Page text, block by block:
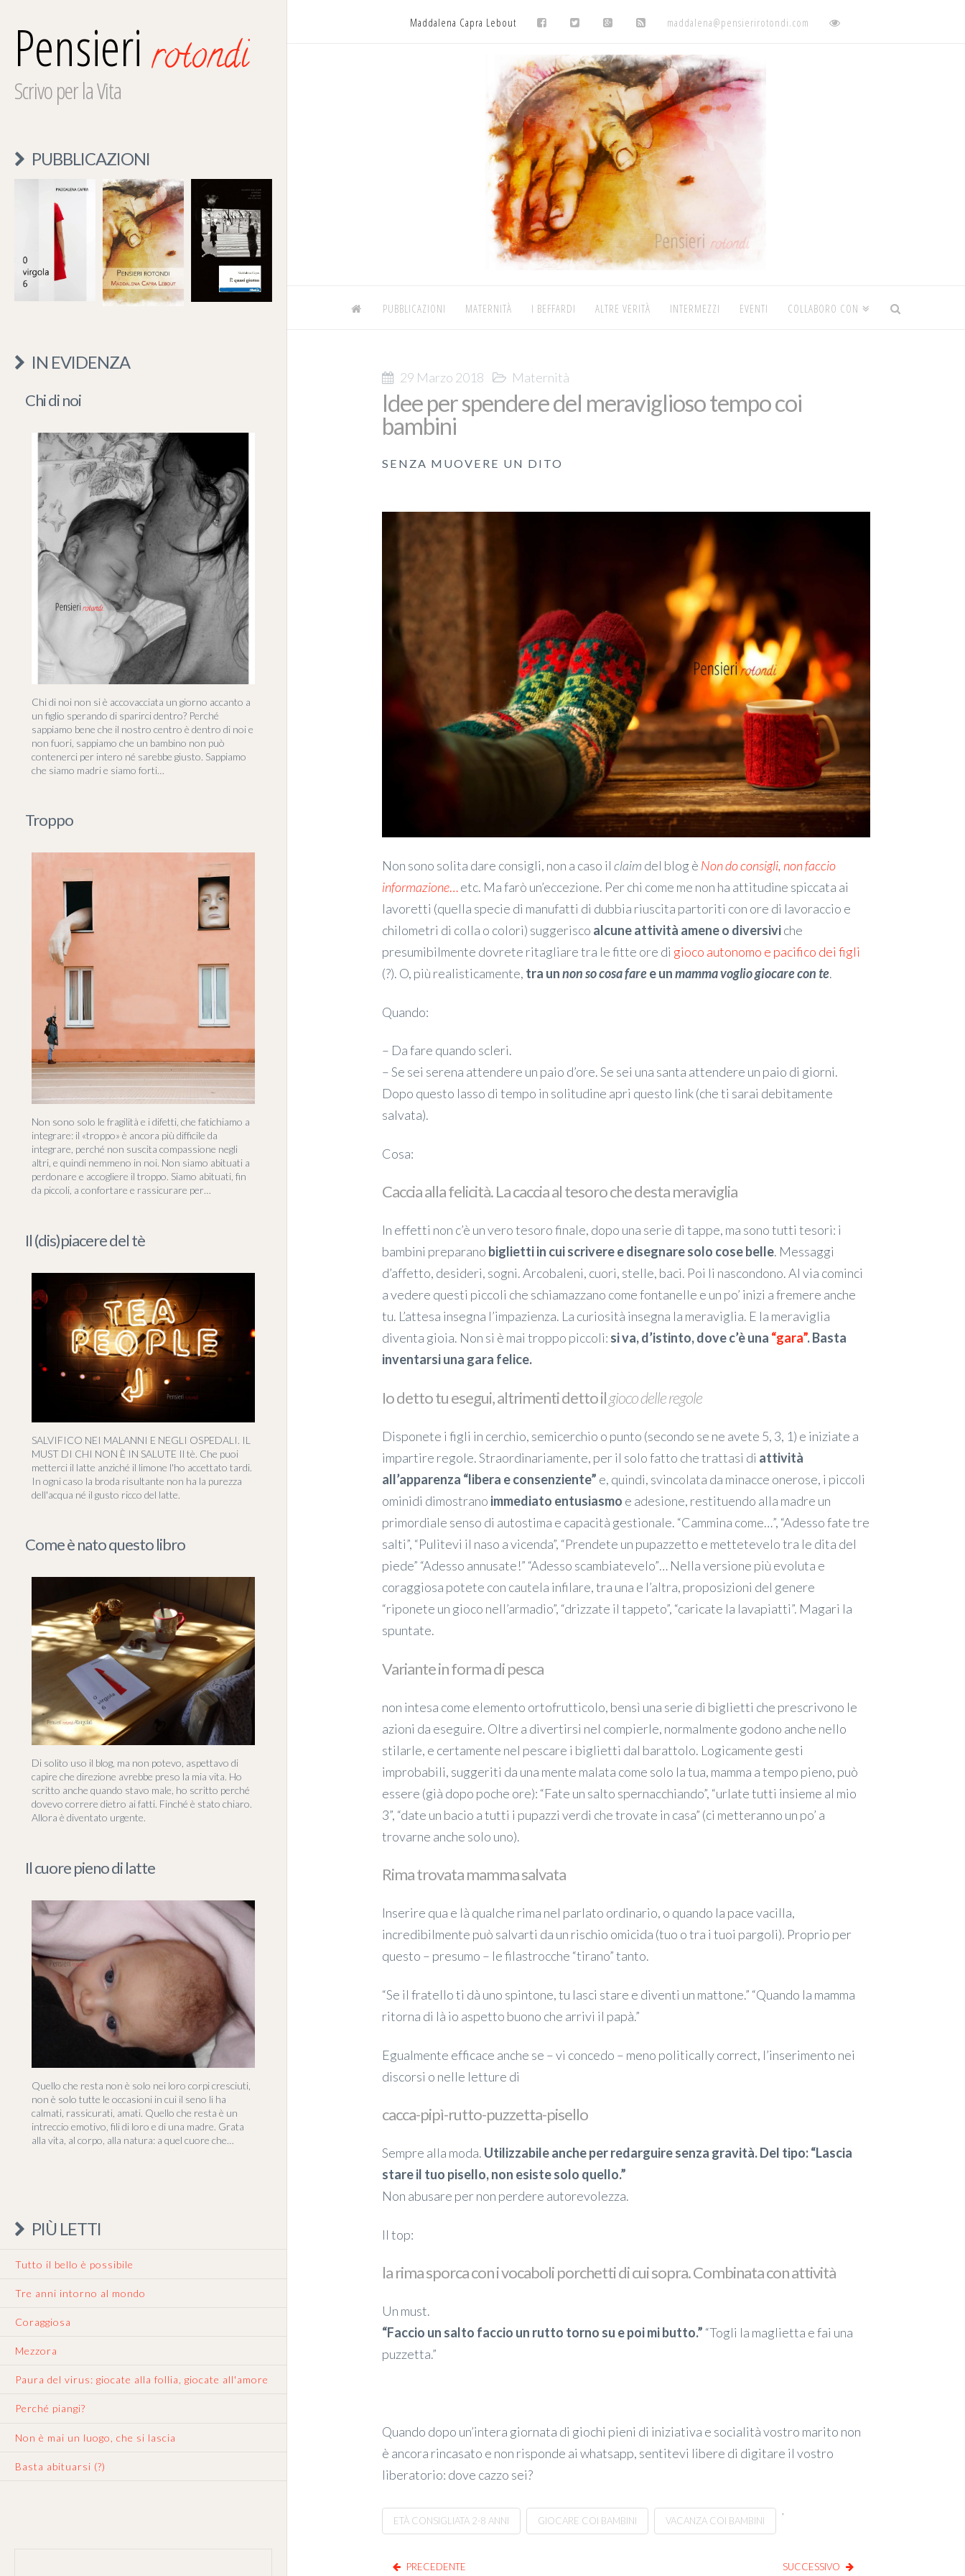
Maddalena Capra Lebout maddalena@pensierirotondi.com
PUBBLICAZIONI MATERNITÀ I BEFFARDI ALTRE VERITÀ INTERMEZZI EVENTI COLLABORO CON
29 Marzo 2018 Maternità
Idee per spendere del meraviglioso tempo coi
bambini
SENZA MUOVERE UN DITO
Non sono solita dare consigli, non a caso ilclaim del blog è Non do consigli, non faccio
informazione…etc. Ma farò un’eccezione. Per chi come me non ha attitudine spiccata ai
lavoretti (quella specie di manufatti di dubbia riuscita partoriti con ore di lavoraccio e
chilometri di colla o colori) suggerisco alcune attività amene o diversiviche
presumibilmente dovrete ritagliare tra le fitte ore di gioco autonomo e pacifico dei figli
(?). O, più realisticamente, tra unnon so cosa faree unmamma voglio giocare con te.
Quando:
– Da fare quando scleri.
– Se sei serena attendere un paio d’ore. Se sei una santa attendere un paio di giorni.
Dopo questo lasso di tempo in solitudine apri questo link (che ti sarai debitamente
salvata).
Cosa:
Caccia alla felicità. La caccia al tesoro che desta meraviglia
In effetti non c’è un vero tesoro finale, dopo una serie di tappe, ma sono tutti tesori: i
bambini preparano biglietti in cui scrivere e disegnare solo cose belle. Messaggi
d’affetto, desideri, sogni. Arcobaleni, cuori, stelle, baci. Poi li nascondono. Al via cominci
a vedere questi piccoli che schiamazzano come fontanelle e un po’ inizi a fremere anche
tu. L’attesa insegna l’impazienza. La curiosità insegna la meraviglia. E la meraviglia
diventa gioia. Non si è mai troppo piccoli: si va, d’istinto, dove c’è una “gara”. Basta
inventarsi una gara felice.
Io detto tu esegui, altrimenti detto ilgioco delle regole
Disponete i figli in cerchio, semicerchio o punto (secondo se ne avete 5, 3, 1) e iniziate a
impartire regole. Straordinariamente, per il solo fatto che trattasi di attività
all’apparenza “libera e consenziente” e, quindi, svincolata da minacce onerose, i piccoli
ominidi dimostrano immediato entusiasmo e adesione, restituendo alla madre un
primordiale senso di autostima e capacità gestionale. “Cammina come…”, “Adesso fate tre
salti”, “Pulitevi il naso a vicenda”, “Prendete un pupazzetto e mettetevelo tra le dita del
piede” “Adesso annusate!” “Adesso scambiatevelo”… Nella versione più evoluta e
coraggiosa potete con cautela infilare, tra una e l’altra, proposizioni del genere
“riponete un gioco nell’armadio”, “drizzate il tappeto”, “caricate la lavapiatti”. Magari la
spuntate.
Variante in forma di pesca
non intesa come elemento ortofrutticolo, bensì una serie di biglietti che prescrivono le
azioni da eseguire. Oltre a divertirsi nel compierle, normalmente godono anche nello
stilarle, e certamente nel pescare i biglietti dal barattolo. Logicamente gesti
improbabili, suggeriti da una mente malata come solo la tua, mamma a tempo pieno, può
essere (già dopo poche ore): “Fate un salto spernacchiando”, “urlate tutti insieme al mio
3”, “date un bacio a tutti i pupazzi verdi che trovate in casa” (ci metteranno un po’ a
trovarne anche solo uno).
Rima trovata mamma salvata
Inserire qua e là qualche rima nel parlato ordinario, o quando la pace vacilla,
incredibilmente può salvarti da un rischio omicida (tuo o tra i tuoi pargoli). Proprio per
questo – presumo – le filastrocche “tirano” tanto.
“Se il fratello ti dà uno spintone, tu lasci stare e diventi un mattone.” “Quando la mamma
ritorna di là io aspetto buono che arrivi il papà.”
Egualmente efficace anche se – vi concedo – meno politically correct, l’inserimento nei
discorsi o nelle letture di
cacca-pipì-rutto-puzzetta-pisello
Sempre alla moda. Utilizzabile anche per redarguire senza gravità. Del tipo: “Lascia
stare il tuo pisello, non esiste solo quello.”
Non abusare per non perdere autorevolezza.
Il top:
la rima sporca con i vocaboli porchetti di cui sopra. Combinata con attività
Un must.
“Faccio un salto faccio un rutto torno su e poi mi butto.” “Togli la maglietta e fai una
puzzetta.”
Quando dopo un’intera giornata di giochi pieni di iniziativa e socialità vostro marito non
è ancora rincasato e non risponde ai whatsapp, sentitevi libere di digitare il vostro
liberatorio: dove cazzo sei?
ETÀ CONSIGLIATA 2-8 ANNI GIOCARE COI BAMBINI VACANZA COI BAMBINI
PRECEDENTE SUCCESSIVO
Pensieri rotondi
Scrivo per la Vita
PUBBLICAZIONI
IN EVIDENZA
Chi di noi
Chi di noi non si è accovacciata un giorno accanto a
un figlio sperando di sparirci dentro? Perché
sappiamo bene che il nostro centro è dentro di noi e
non fuori, sappiamo che un bambino non può
contenerci per intero né sarebbe giusto. Sappiamo
che siamo madri e siamo forti…
Troppo
Non sono solo le fragilità e i difetti, che fatichiamo a
integrare: il «troppo» è ancora più difficile da
integrare, perché non suscita compassione negli
altri, e quindi nemmeno in noi. Non siamo abituati a
perdonare e accogliere il troppo. Siamo abituati, fin
da piccoli, a confortare e rassicurare per…
Il (dis)piacere del tè
SALVIFICO NEI MALANNI E NEGLI OSPEDALI. IL
MUST DI CHI NON È IN SALUTE Il tè. Che puoi
metterci il latte anziché il limone l'ho accettato tardi.
In ogni caso la broda risultante non ha la purezza
dell'acqua né il gusto ricco del latte.
Come è nato questo libro
Di solito uso il blog, ma non potevo, aspettavo di
capire che direzione avrebbe preso la mia vita. Ho
scritto anche quando stavo male, ho scritto perché
dovevo correre dietro ai fatti. Finché è stato chiaro.
Allora è diventato urgente.
Il cuore pieno di latte
Quello che resta non è solo nei loro corpi cresciuti,
non è solo tutte le occasioni in cui il seno li ha
calmati, rassicurati, amati. Quello che resta è un
intreccio emotivo, fili di loro e di una madre. Grata
alla vita, al corpo, alla natura: a quel cuore che…
PIÙ LETTI
Tutto il bello è possibile
Tre anni intorno al mondo
Coraggiosa
Mezzora
Paura del virus: giocate alla follia, giocate all'amore
Perché piangi?
Non è mai un luogo, che si lascia
Basta abituarsi (?)